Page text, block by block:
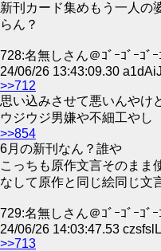
新刊カード集めもう一人の
らん？
728:名無しさん＠ｺﾞｰｺﾞｰｺﾞｰ
24/06/26 13:43:09.30
>>712
思い込みさせて悪いんやけ
ウジウジ男嫌や不細工やし
>>854
6月の新刊なん？誰や
こっちも原作文言そのまま
なして原作と同じ絵同じ文
729:名無しさん＠ｺﾞｰｺﾞｰｺﾞｰ
24/06/26 14:03:47.53
>>713